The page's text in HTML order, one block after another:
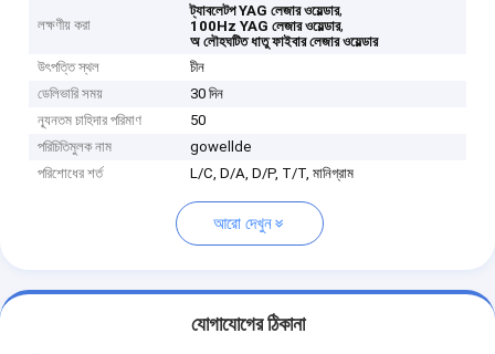
লক্ষণীয় করা
ট্যাবলেটপ YAG লেজার ওয়েল্ডার,
100Hz YAG লেজার ওয়েল্ডার,
অ লৌহঘটিত ধাতু ফাইবার লেজার ওয়েল্ডার
উৎপত্তি স্থল
চীন
ডেলিভারি সময়
30 দিন
ন্যূনতম চাহিদার পরিমাণ
50
পরিচিতিমুলক নাম
gowellde
পরিশোধের শর্ত
L/C, D/A, D/P, T/T, মানিগ্রাম
আরো দেখুন
যোগাযোগের ঠিকানা